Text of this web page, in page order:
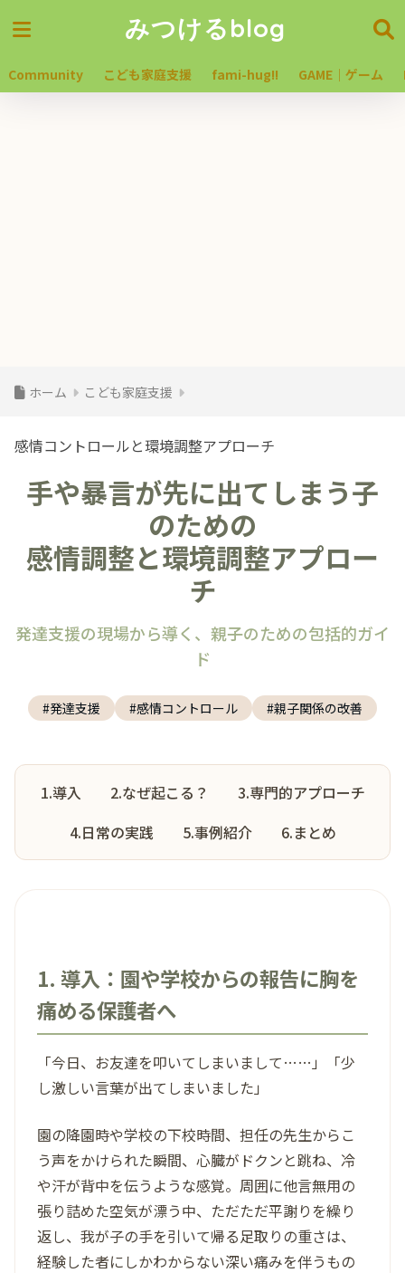
みつけるblog
Community こども家庭支援 fami-hug!! GAME｜ゲーム
ホーム こども家庭支援
感情コントロールと環境調整アプローチ
手や暴言が先に出てしまう子
のための
感情調整と環境調整アプロー
チ
発達支援の現場から導く、親子のための包括的ガイ
ド
#発達支援 #感情コントロール #親子関係の改善
1.導入 2.なぜ起こる？
3.専門的アプローチ
4.日常の実践
5.事例紹介 6.まとめ
1. 導入：園や学校からの報告に胸を
痛める保護者へ
「今日、お友達を叩いてしまいまして……」「少
し激しい言葉が出てしまいました」
園の降園時や学校の下校時間、担任の先生からこ
う声をかけられた瞬間、心臓がドクンと跳ね、冷
や汗が背中を伝うような感覚。周囲に他言無用の
張り詰めた空気が漂う中、ただただ平謝りを繰り
返し、我が子の手を引いて帰る足取りの重さは、
経験した者にしかわからない深い痛みを伴うもの